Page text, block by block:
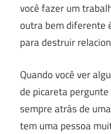
você fazer um
outra bem diferente
para destruir
Quando você ver
de picareta
sempre atrás de
tem uma pessoa